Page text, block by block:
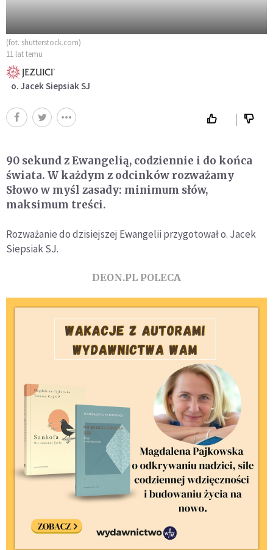
(fot. shutterstock.com)
11 lat temu
o. Jacek Siepsiak SJ
90 sekund z Ewangelią, codziennie i do końca
świata. W każdym z odcinków rozważamy
Słowo w myśl zasady: minimum słów,
maksimum treści.
Rozważanie do dzisiejszej Ewangelii przygotował o. Jacek
Siepsiak SJ.
DEON.PL POLECA